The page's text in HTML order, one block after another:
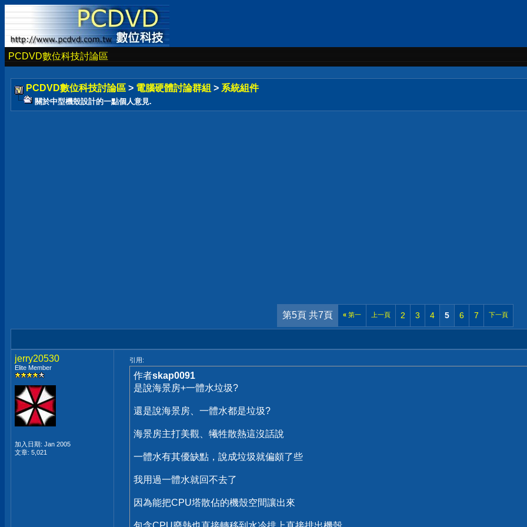
PCDVD數位科技討論區
PCDVD數位科技討論區 > 電腦硬體討論群組 > 系統組件
關於中型機殼設計的一點個人意見.
第5頁 共7頁 « 第一 上一頁 2 3 4 5 6 7 下一頁
jerry20530
Elite Member
加入日期: Jan 2005
文章: 5,021
引用:
作者skap0091
是說海景房+一體水垃圾?
還是說海景房、一體水都是垃圾?
海景房主打美觀、犧牲散熱這沒話說
一體水有其優缺點，說成垃圾就偏頗了些
我用過一體水就回不去了
因為能把CPU塔散佔的機殼空間讓出來